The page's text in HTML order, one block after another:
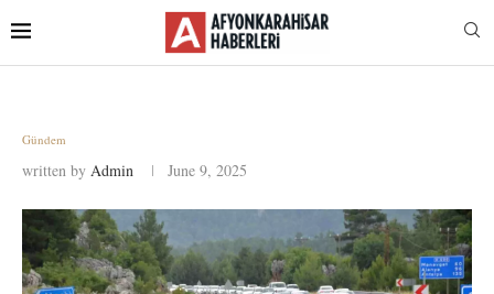
Gündem
written by Admin June 9, 2025